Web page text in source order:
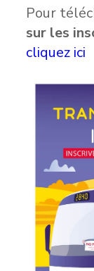
Pour
sur les
cliquez ici